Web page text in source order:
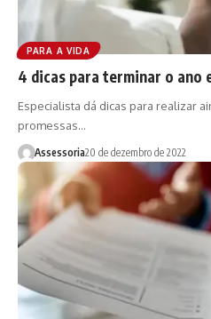
PARA A VIDA
4 dicas para terminar o ano
Especialista dá dicas para realizar
promessas…
Assessoria20 de dezembro de 2022